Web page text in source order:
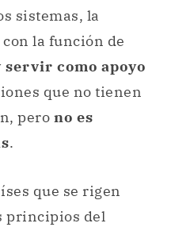
sistemas, la
la función de
como apoyo
que no tienen
pero no es
.
que se rigen
principios del